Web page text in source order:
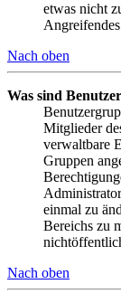
etwas nicht
Nach oben
Was sind
Mitglieder
verwaltbare
Gruppen
einmal zu
Bereichs zu
Nach oben